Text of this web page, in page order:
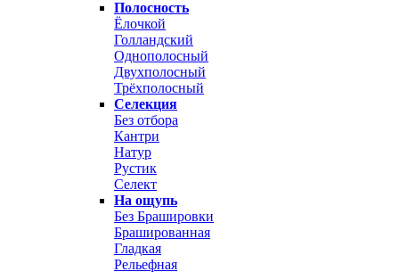
Полосность
Ёлочкой
Голландский
Однополосный
Двухполосный
Трёхполосный
Селекция
Без отбора
Кантри
Натур
Рустик
Селект
На ощупь
Без Брашировки
Брашированная
Гладкая
Рельефная